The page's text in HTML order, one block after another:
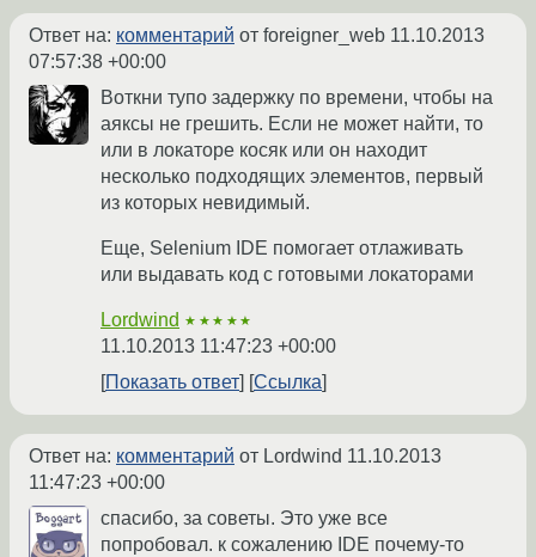
Ответ на: комментарий от foreigner_web 11.10.2013
07:57:38 +00:00
Воткни тупо задержку по времени, чтобы на
аяксы не грешить. Если не может найти, то
или в локаторе косяк или он находит
несколько подходящих элементов, первый
из которых невидимый.
Еще, Selenium IDE помогает отлаживать
или выдавать код с готовыми локаторами
Lordwind ★★★★★
11.10.2013 11:47:23 +00:00
Показать ответ
Ссылка
Ответ на: комментарий от Lordwind 11.10.2013
11:47:23 +00:00
спасибо, за советы. Это уже все
попробовал. к сожалению IDE почему-то